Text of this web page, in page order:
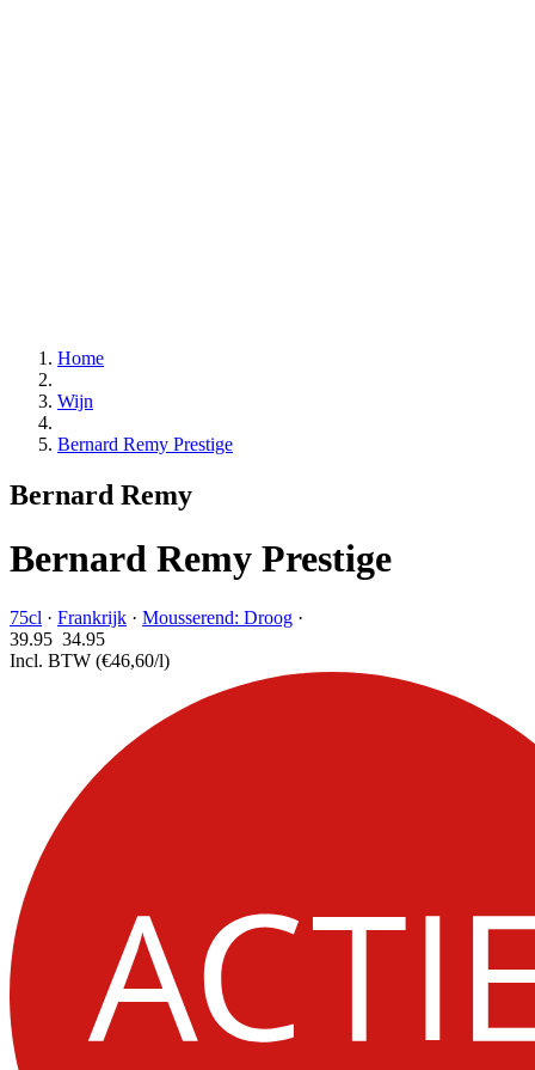
Home
Wijn
Bernard Remy Prestige
Bernard Remy
Bernard Remy Prestige
75cl · Frankrijk · Mousserend: Droog ·
39.95 34.95
Incl. BTW (€46,60/l)